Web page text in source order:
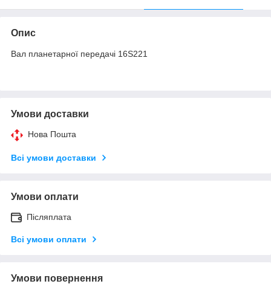
Опис
Вал планетарної передачі 16S221
Умови доставки
Нова Пошта
Всі умови доставки
Умови оплати
Післяплата
Всі умови оплати
Умови повернення